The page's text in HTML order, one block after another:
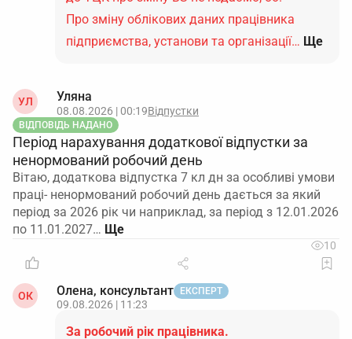
Про зміну облікових даних працівника
підприємства, установи та організації… Ще
УЛ Уляна
08.08.2026 | 00:19Відпустки
ВІДПОВІДЬ НАДАНО
Період нарахування додаткової відпустки за
ненормований робочий день
Вітаю, додаткова відпустка 7 кл дн за особливі умови
праці- ненормований робочий день дається за який
період за 2026 рік чи наприклад, за період з 12.01.2026
по 11.01.2027…
10
ОК Олена, консультант ЕКСПЕРТ
09.08.2026 | 11:23
За робочий рік працівника.